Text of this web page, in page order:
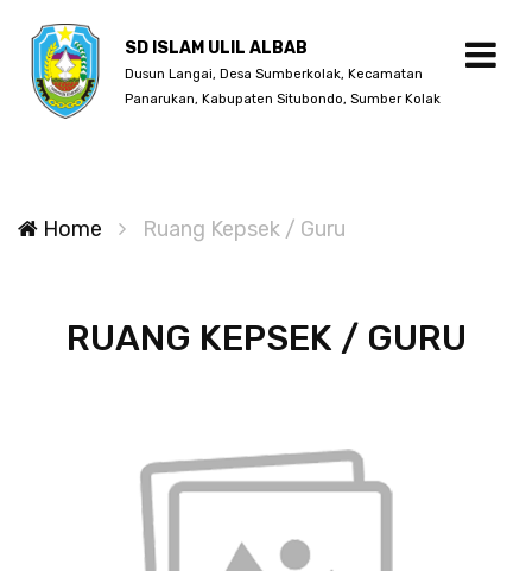
SD ISLAM ULIL ALBAB
Dusun Langai, Desa Sumberkolak, Kecamatan
Panarukan, Kabupaten Situbondo, Sumber Kolak
Home Ruang Kepsek / Guru
RUANG KEPSEK / GURU